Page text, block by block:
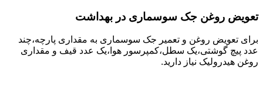
تعویض روغن جک سوسماری در بهداشت
برای تعویض روغن و تعمیر جک سوسماری به مقداری پارچه،چند
عدد پیچ گوشتی،یک سطل،کمپرسور هوا،یک عدد قیف و مقداری
روغن هیدرولیک نیاز دارید.